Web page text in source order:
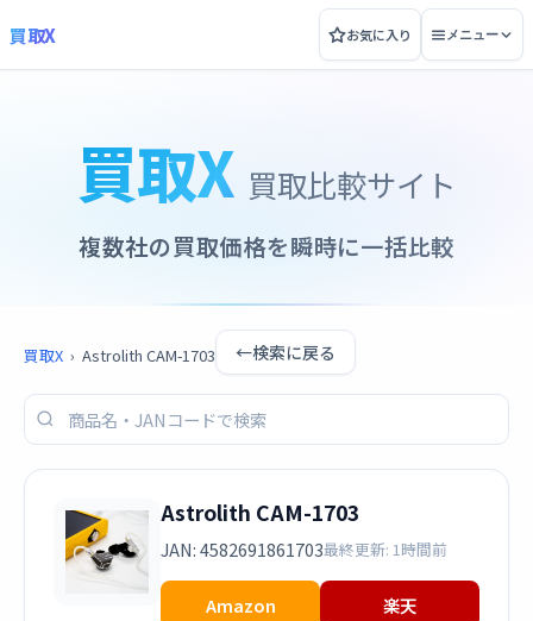
買取X お気に入り メニュー
買取X 買取比較サイト
複数社の買取価格を瞬時に一括比較
買取X › Astrolith CAM-1703 ←検索に戻る
Astrolith CAM-1703
JAN: 4582691861703最終更新: 1時間前
Amazon
楽天